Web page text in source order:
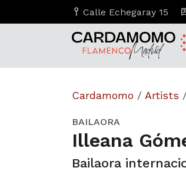
Calle Echegaray 15
Cardamomo / Artists
BAILAORA
Illeana
Bailaora